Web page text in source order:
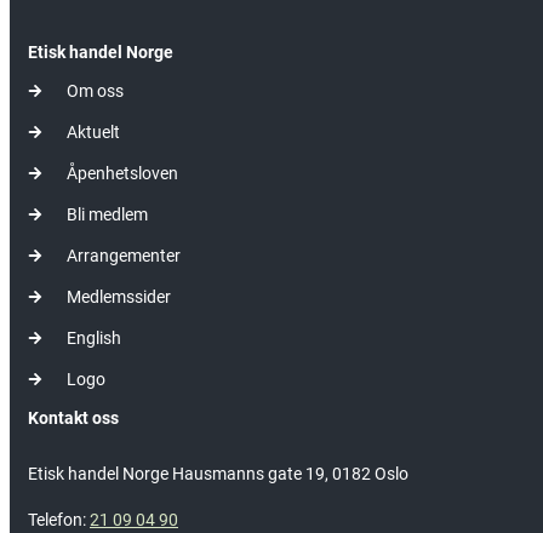
Etisk handel Norge
Om oss
Aktuelt
Åpenhetsloven
Bli medlem
Arrangementer
Medlemssider
English
Logo
Kontakt oss
Etisk handel Norge Hausmanns gate 19, 0182 Oslo
Telefon:21 09 04 90